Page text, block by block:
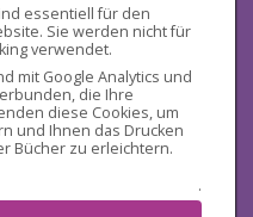
essentiell für den
Sie werden nicht für
verwendet.
mit Google Analytics und
die Ihre
diese Cookies, um
und Ihnen das Drucken
Bücher zu erleichtern.
.